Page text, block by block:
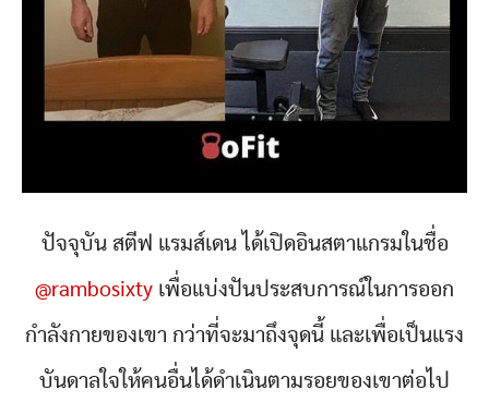
ปัจจุบัน สตีฟ แรมส์เดน ได้เปิดอินสตาแกรมในชื่อ
@rambosixty เพื่อแบ่งปันประสบการณ์ในการออก
กำลังกายของเขา กว่าที่จะมาถึงจุดนี้ และเพื่อเป็นแรง
บันดาลใจให้คนอื่นได้ดำเนินตามรอยของเขาต่อไป